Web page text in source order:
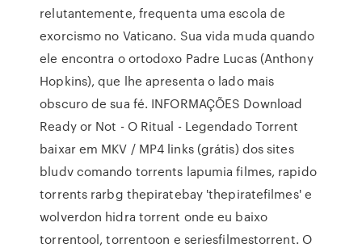
relutantemente, frequenta uma escola de
exorcismo no Vaticano. Sua vida muda quando
ele encontra o ortodoxo Padre Lucas (Anthony
Hopkins), que lhe apresenta o lado mais
obscuro de sua fé. INFORMAÇÕES Download
Ready or Not - O Ritual - Legendado Torrent
baixar em MKV / MP4 links (grátis) dos sites
bludv comando torrents lapumia filmes, rapido
torrents rarbg thepiratebay 'thepiratefilmes' e
wolverdon hidra torrent onde eu baixo
torrentool, torrentoon e seriesfilmestorrent. O